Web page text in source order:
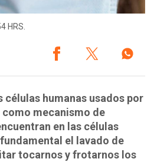
HRS.
células humanas usados por
mecanismo de
en las células
el lavado de
tocarnos y frotarnos los